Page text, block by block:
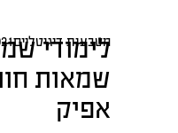
לימודי
שמאות
אפיק
מטבעות דיגיטליים